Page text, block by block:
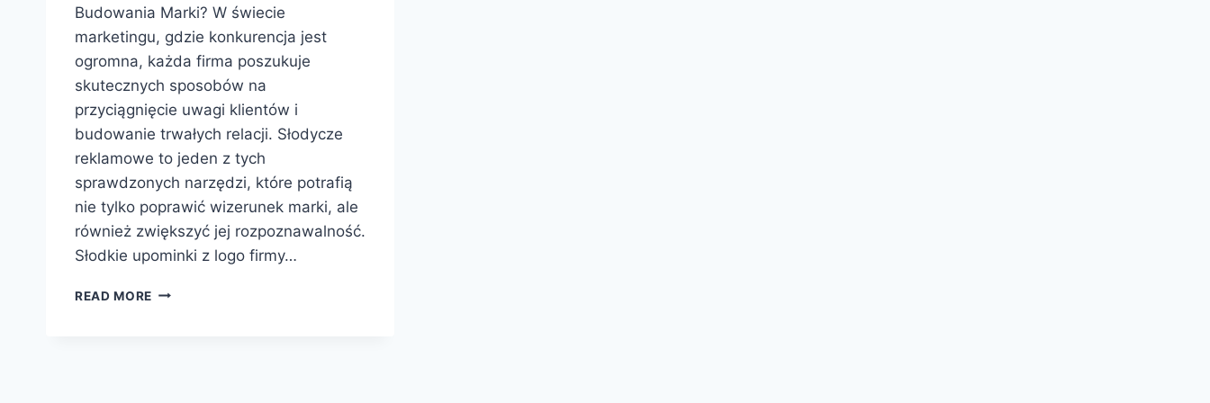
Budowania Marki? W świecie
marketingu, gdzie konkurencja jest
ogromna, każda firma poszukuje
skutecznych sposobów na
przyciągnięcie uwagi klientów i
budowanie trwałych relacji. Słodycze
reklamowe to jeden z tych
sprawdzonych narzędzi, które potrafią
nie tylko poprawić wizerunek marki, ale
również zwiększyć jej rozpoznawalność.
Słodkie upominki z logo firmy…
READ MORE SŁODYCZE